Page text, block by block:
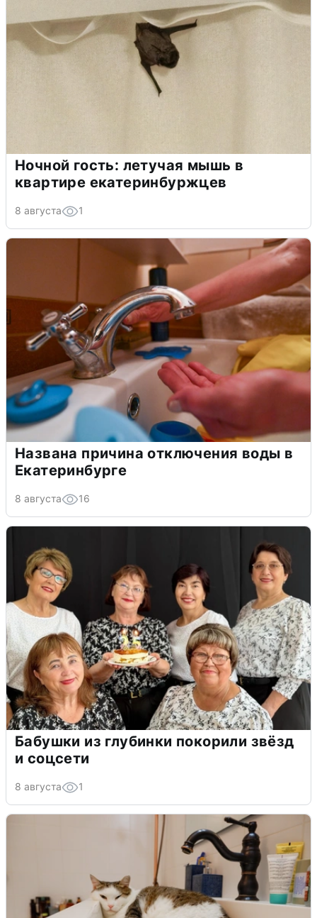
Ночной гость: летучая мышь в
квартире екатеринбуржцев
8 августа 1
Названа причина отключения воды в
Екатеринбурге
8 августа 16
Бабушки из глубинки покорили звёзд
и соцсети
8 августа 1